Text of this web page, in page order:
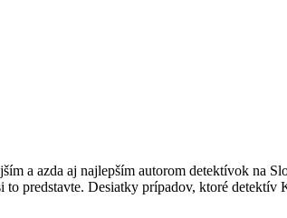
a azda aj najlepším autorom detektívok na
to predstavte. Desiatky prípadov, ktoré